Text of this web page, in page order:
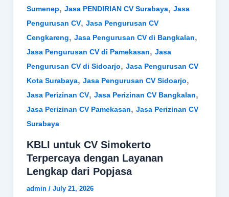
Sumenep, Jasa PENDIRIAN CV Surabaya, Jasa
Pengurusan CV, Jasa Pengurusan CV
Cengkareng, Jasa Pengurusan CV di Bangkalan,
Jasa Pengurusan CV di Pamekasan, Jasa
Pengurusan CV di Sidoarjo, Jasa Pengurusan CV
Kota Surabaya, Jasa Pengurusan CV Sidoarjo,
Jasa Perizinan CV, Jasa Perizinan CV Bangkalan,
Jasa Perizinan CV Pamekasan, Jasa Perizinan CV
Surabaya
KBLI untuk CV Simokerto
Terpercaya dengan Layanan
Lengkap dari Popjasa
admin / July 21, 2026